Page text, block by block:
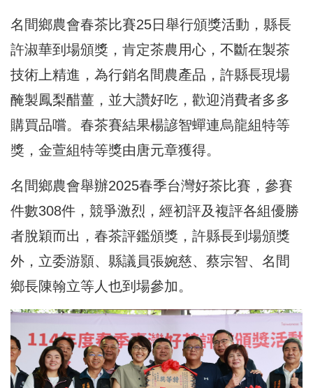
名間鄉農會春茶比賽25日舉行頒獎活動，縣長
許淑華到場頒獎，肯定茶農用心，不斷在製茶
技術上精進，為行銷名間農產品，許縣長現場
醃製鳳梨醋薑，並大讚好吃，歡迎消費者多多
購買品嚐。春茶賽結果楊諺智蟬連烏龍組特等
獎，金萱組特等獎由唐元章獲得。
名間鄉農會舉辦2025春季台灣好茶比賽，參賽
件數308件，競爭激烈，經初評及複評各組優勝
者脫穎而出，春茶評鑑頒獎，許縣長到場頒獎
外，立委游顥、縣議員張婉慈、蔡宗智、名間
鄉長陳翰立等人也到場參加。